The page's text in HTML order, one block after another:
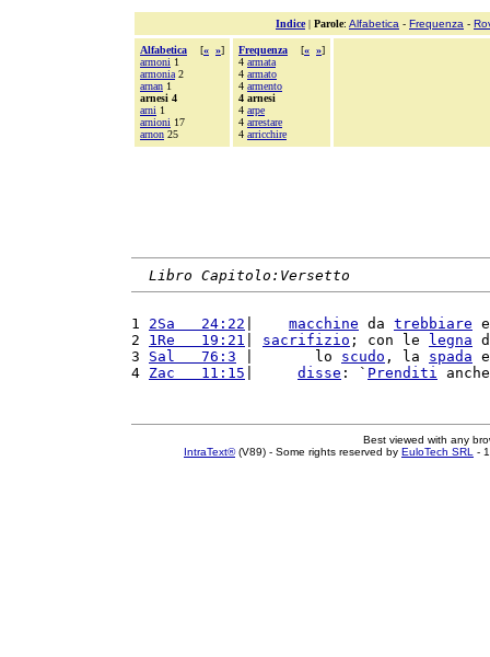
Indice| Parole: Alfabetica - Frequenza -
Alfabetica [« »]
armoni 1
armonia 2
arnan 1
arnesi 4
arni 1
arnioni 17
arnon 25
Frequenza [« »]
4 armata
4 armato
4 armento
4 arnesi
4 arpe
4 arrestare
4 arricchire
Libro Capitolo:Versetto
1 2Sa   24:22 macchine da trebbiare
2 1Re   19:21 sacrifizio ; con le legna
3 Sal   76:3 |       lo scudo , la spada
4 Zac   11:15 disse : ` Prenditi
Best viewed with any
IntraText®(V89) - Some rights reserved by EuloTech SRL -